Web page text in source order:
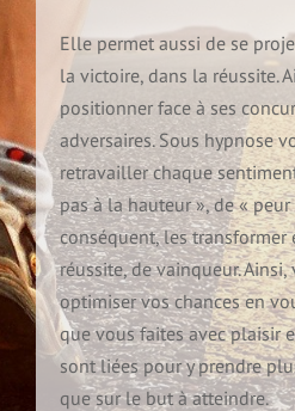
Burn-out et hypnose
Suicide et Hypnose
Angoisses et hypnose
Stress et hypnose
Anxiété et hypnose
3 – Le processus de
4 – Le processus décisionnel
5 – Savez-vous comment vous
6 – Que s’est-il passé pendant
Elle permet aussi de se
la victoire, dans la réussite.
positionner face à ses
adversaires. Sous hypnose
retravailler chaque
pas à la hauteur », de « peur
conséquent, les transformer
réussite, de vainqueur.
optimiser vos chances en
que vous faites avec plaisir
sont liées pour y prendre
que sur le but à atteindre.